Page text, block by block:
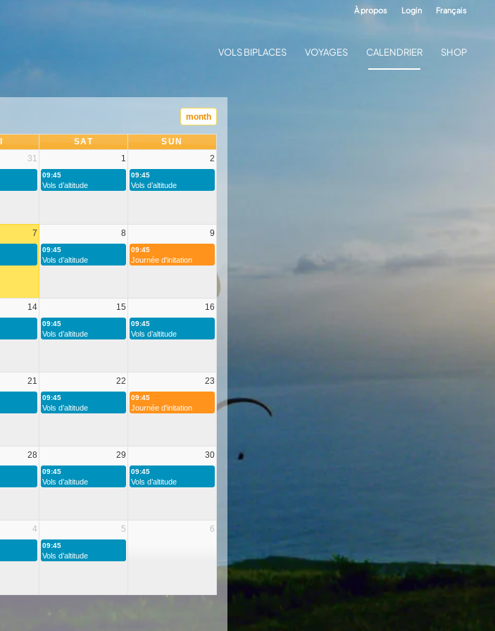
À propos Login Français
VOLS BIPLACES VOYAGES CALENDRIER SHOP
month
SAT
SUN
31 1 2
09:45
Vols d’altitude
09:45
Vols d’altitude
7 8 9
09:45
Vols d’altitude
09:45
Journée d'initation
14 15 16
09:45
Vols d’altitude
09:45
Vols d’altitude
21 22 23
09:45
Vols d’altitude
09:45
Journée d'initation
28 29 30
09:45
Vols d’altitude
09:45
Vols d’altitude
4 5 6
09:45
Vols d’altitude